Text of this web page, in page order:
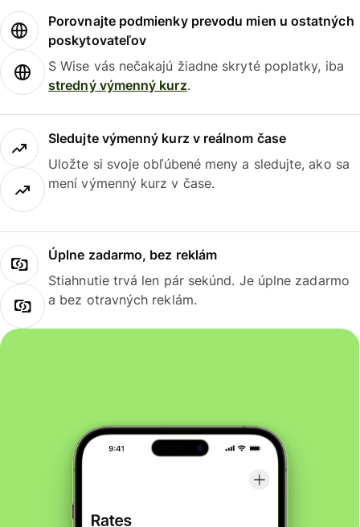
Porovnajte podmienky prevodu mien u ostatných
poskytovateľov
S Wise vás nečakajú žiadne skryté poplatky, iba
stredný výmenný kurz.
Sledujte výmenný kurz v reálnom čase
Uložte si svoje obľúbené meny a sledujte, ako sa
mení výmenný kurz v čase.
Úplne zadarmo, bez reklám
Stiahnutie trvá len pár sekúnd. Je úplne zadarmo
a bez otravných reklám.